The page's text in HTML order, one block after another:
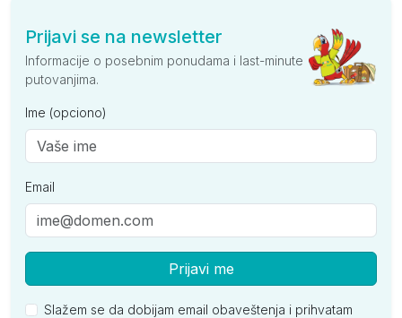
Prijavi se na newsletter
Informacije o posebnim ponudama i last-minute
putovanjima.
Ime (opciono)
Email
Prijavi me
Slažem se da dobijam email obaveštenja i prihvatam